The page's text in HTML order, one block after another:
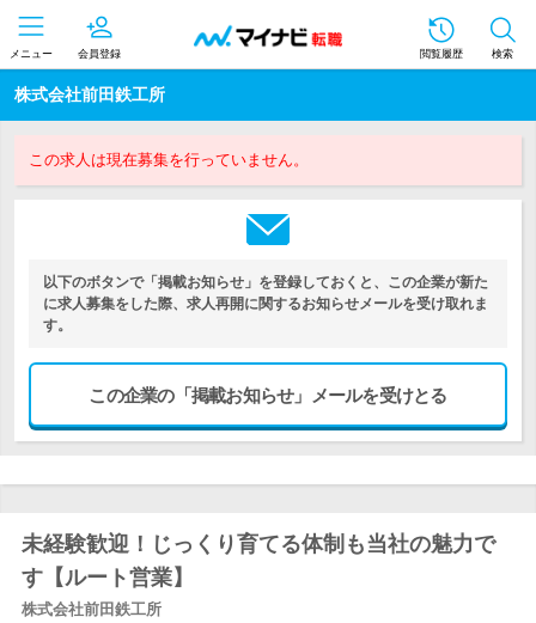
メニュー 会員登録 閲覧履歴 検索
株式会社前田鉄工所
この求人は現在募集を行っていません。
以下のボタンで「掲載お知らせ」を登録しておくと、この企業が新た
に求人募集をした際、求人再開に関するお知らせメールを受け取れま
す。
この企業の「掲載お知らせ」メールを受けとる
未経験歓迎！じっくり育てる体制も当社の魅力で
す【ルート営業】
株式会社前田鉄工所